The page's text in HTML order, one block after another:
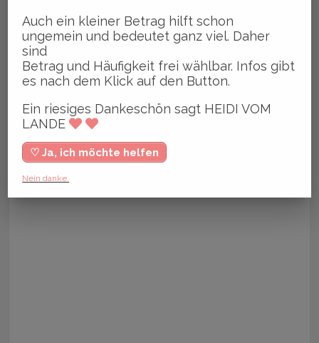
Auch ein kleiner Betrag hilft schon
ungemein und bedeutet ganz viel. Daher
sind
Betrag und Häufigkeit frei wählbar. Infos gibt
es nach dem Klick auf den Button.
Ein riesiges Dankeschön sagt HEIDI VOM
LANDE
♡ Ja, ich möchte helfen
Nein danke.